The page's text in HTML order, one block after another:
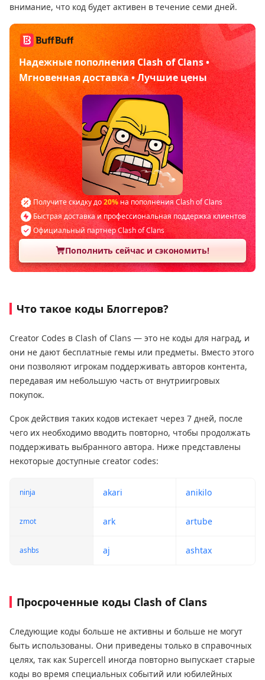
внимание, что код будет активен в течение семи дней.
Надежные пополнения Clash of Clans •
Мгновенная доставка • Лучшие цены
Получите скидку до20%на пополнения Clash of Clans
Быстрая доставка и профессиональная поддержка клиентов
Официальный партнер Clash of Clans
Пополнить сейчас и сэкономить!
Что такое коды Блоггеров?
Creator Codes в Clash of Clans — это не коды для наград, и
они не дают бесплатные гемы или предметы. Вместо этого
они позволяют игрокам поддерживать авторов контента,
передавая им небольшую часть от внутриигровых
покупок.
Срок действия таких кодов истекает через 7 дней, после
чего их необходимо вводить повторно, чтобы продолжать
поддерживать выбранного автора. Ниже представлены
некоторые доступные creator codes:
ninja akari anikilo
zmot ark artube
ashbs aj ashtax
Просроченные коды Clash of Clans
Следующие коды больше не активны и больше не могут
быть использованы. Они приведены только в справочных
целях, так как Supercell иногда повторно выпускает старые
коды во время специальных событий или юбилейных